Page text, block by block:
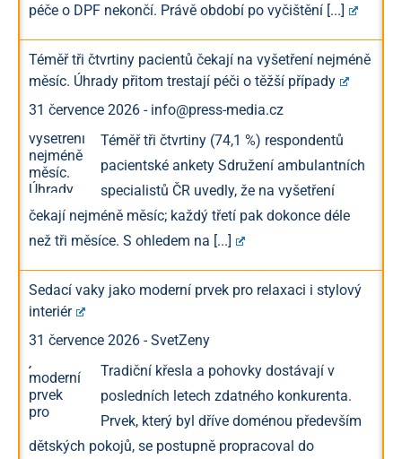
péče o DPF nekončí. Právě období po vyčištění [...]
Téměř tři čtvrtiny pacientů čekají na vyšetření nejméně
měsíc. Úhrady přitom trestají péči o těžší případy
31 července 2026 - info@press-media.cz
Téměř tři čtvrtiny (74,1 %) respondentů
pacientské ankety Sdružení ambulantních
specialistů ČR uvedly, že na vyšetření
čekají nejméně měsíc; každý třetí pak dokonce déle
než tři měsíce. S ohledem na [...]
Sedací vaky jako moderní prvek pro relaxaci i stylový
interiér
31 července 2026 -SvetZeny
Tradiční křesla a pohovky dostávají v
posledních letech zdatného konkurenta.
Prvek, který byl dříve doménou především
dětských pokojů, se postupně propracoval do